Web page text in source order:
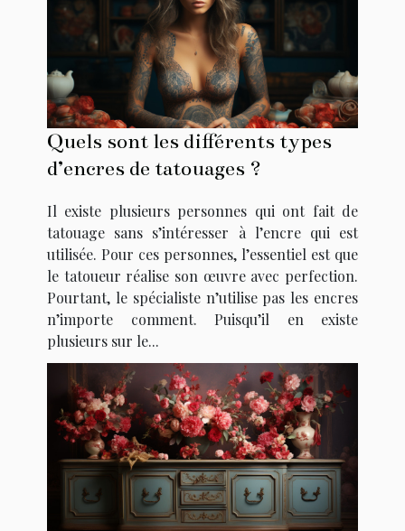
Quels sont les différents types
d’encres de tatouages ?
Il existe plusieurs personnes qui ont fait de
tatouage sans s’intéresser à l’encre qui est
utilisée. Pour ces personnes, l’essentiel est que
le tatoueur réalise son œuvre avec perfection.
Pourtant, le spécialiste n’utilise pas les encres
n’importe comment. Puisqu’il en existe
plusieurs sur le...